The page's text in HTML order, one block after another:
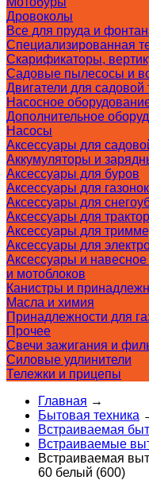
Дровоколы
Все для пруда и
Специализированная
Скарификаторы,
Садовые пылесосы и
Двигатели для садовой
Насосное
Дополнительное
Насосы
Аксессуары для
Аккумуляторы и
Аксессуары для буров
Аксессуары для
Аксессуары для
Аксессуары для
Аксессуары для
Аксессуары для
Аксессуары и
и мотоблоков
Канистры и
Масла и химия
Принадлежности для
Прочее
Свечи зажигания и
Силовые удлинители
Тележки и прицепы
Главная →
Бытовая техника
Встраиваемая
Встраиваемые
Встраиваемая
60 белый (600)